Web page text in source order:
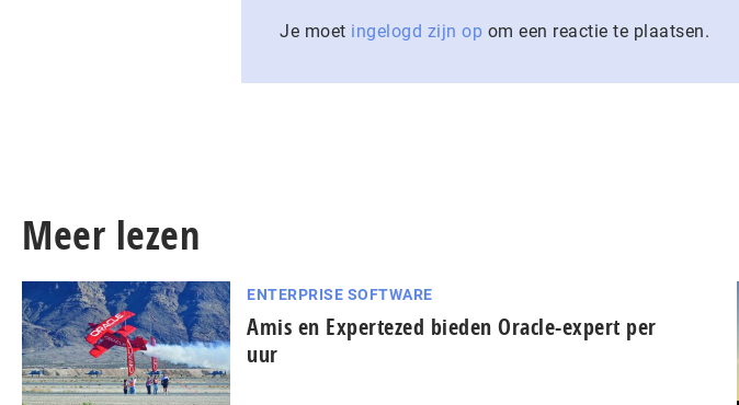
Je moet ingelogd zijn op om een reactie te plaatsen.
Meer lezen
ENTERPRISE SOFTWARE
Amis en Expertezed bieden Oracle-expert per
uur